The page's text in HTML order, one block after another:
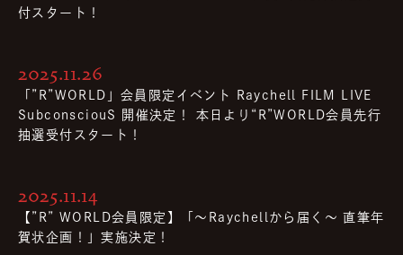
付スタート！
2025.11.26
「”R”WORLD」会員限定イベント Raychell FILM LIVE
SubconsciouS 開催決定！ 本日より“R”WORLD会員先行
抽選受付スタート！
2025.11.14
【”R” WORLD会員限定】「〜Raychellから届く〜 直筆年
賀状企画！」実施決定！